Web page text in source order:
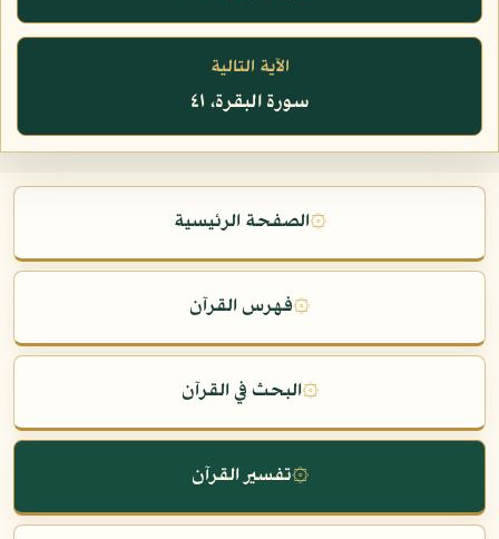
الآية التالية
سورة البقرة، ٤١
۞الصفحة الرئيسية
۞فهرس القرآن
۞البحث في القرآن
۞تفسير القرآن